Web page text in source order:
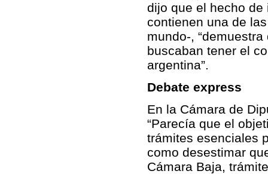
dijo que el hecho
contienen una de
mundo-,
buscaban tener el
argentina”.
Debate express
En la Cámara de
“Parecía que el
trámites esenciales
como desestimar
Cámara Baja,